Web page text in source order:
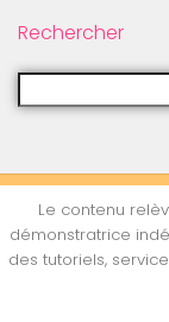
Rechercher
Le contenu
démonstratrice
des tutoriels,